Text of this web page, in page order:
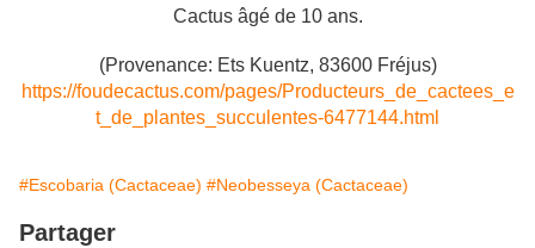
Cactus âgé de 10 ans.
(Provenance: Ets Kuentz, 83600 Fréjus)
https://foudecactus.com/pages/Producteurs_de_cactees_e
t_de_plantes_succulentes-6477144.html
#Escobaria (Cactaceae) #Neobesseya (Cactaceae)
Partager